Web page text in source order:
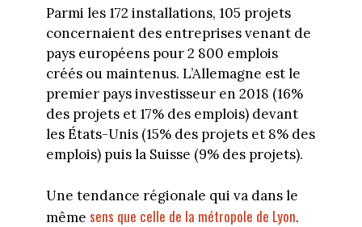
Parmi les 172 installations, 105 projets
concernaient des entreprises venant de
pays européens pour 2 800 emplois
créés ou maintenus. L’Allemagne est le
premier pays investisseur en 2018 (16%
des projets et 17% des emplois) devant
les États-Unis (15% des projets et 8% des
emplois) puis la Suisse (9% des projets).
Une tendance régionale qui va dans le
même sens que celle de la métropole de Lyon.